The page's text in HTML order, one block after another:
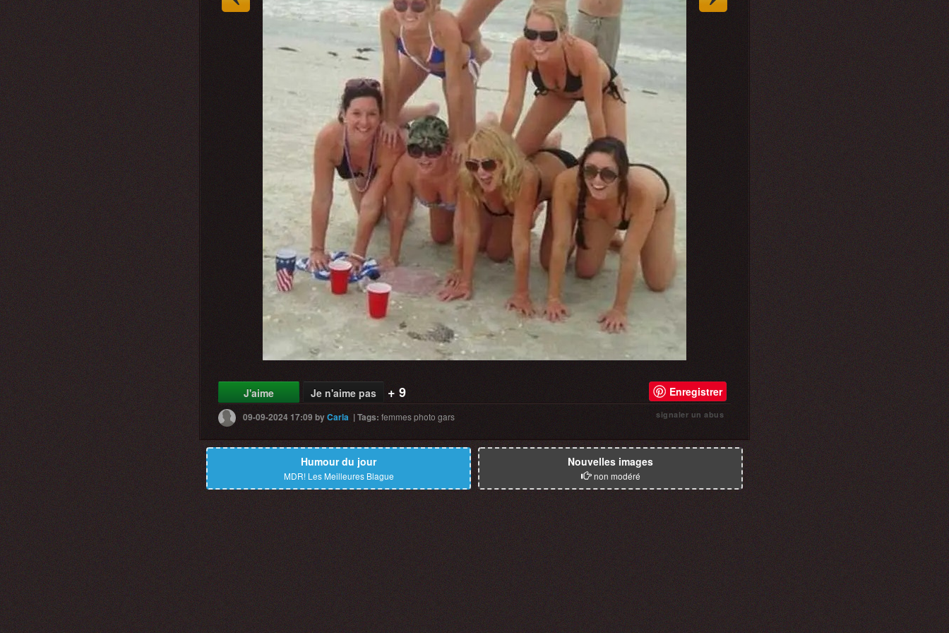
J'aime Je n'aime pas + 9 Enregistrer
09-09-2024 17:09 byCarla |Tags: femmesphoto gars signaler un abus
Humour du jour
MDR! Les Meilleures Blague
Nouvelles images
non modéré